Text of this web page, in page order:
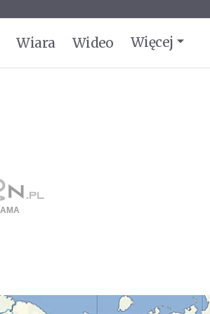
Wiara Wideo Więcej